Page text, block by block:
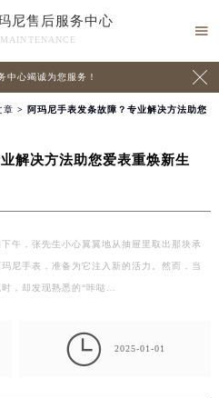
尼售后服务中心

中心竭诚为您服务！ 
章 > 阿玛尼手表发条故障？专业解决方法助您
解决方法助您爱表重焕新生
午，张先生小心翼翼地从抽屉里取出那块承
尼手表，准备为它注入新的活力。然而，当
，却发现熟悉的“咔哒…
 2025-01-01